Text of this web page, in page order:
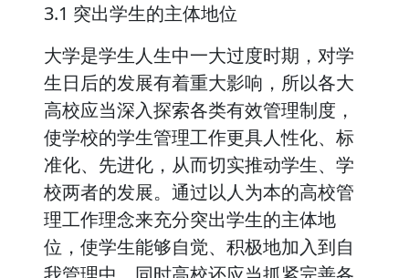
3.1 突出学生的主体地位
大学是学生人生中一大过度时期，对学
生日后的发展有着重大影响，所以各大
高校应当深入探索各类有效管理制度，
使学校的学生管理工作更具人性化、标
准化、先进化，从而切实推动学生、学
校两者的发展。通过以人为本的高校管
理工作理念来充分突出学生的主体地
位，使学生能够自觉、积极地加入到自